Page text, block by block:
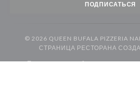
ПОДПИСАТЬСЯ
© 2026 QUEEN BUFALA PIZZERIA
СТРАНИЦА РЕСТОРАНА
Предупреждение об отказе от